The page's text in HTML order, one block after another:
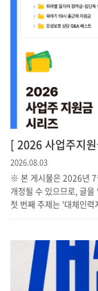
[ 2026 사업주지
2026.08.03
※ 본 게시물은 2026년 7
개정될 수 있으므로, 글
첫 번째 주제는 '대체인력